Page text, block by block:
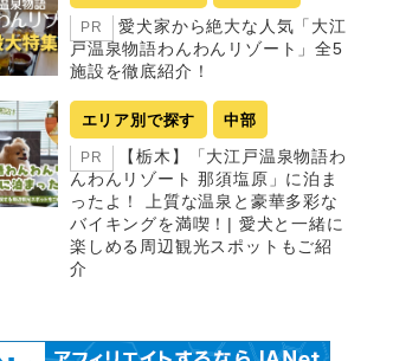
PR
愛犬家から絶大な人気「大江
戸温泉物語わんわんリゾート」全5
施設を徹底紹介！
エリア別で探す 中部
PR
【栃木】「大江戸温泉物語わ
んわんリゾート 那須塩原」に泊ま
ったよ！ 上質な温泉と豪華多彩な
バイキングを満喫！| 愛犬と一緒に
楽しめる周辺観光スポットもご紹
介